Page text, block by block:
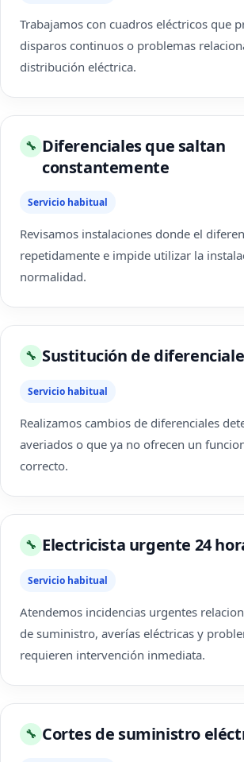
Trabajamos con cuadros eléctricos que
disparos continuos o problemas
distribución eléctrica.
🔧 Diferenciales que saltan
constantemente
Servicio habitual
Revisamos instalaciones donde el
repetidamente e impide utilizar la
normalidad.
🔧 Sustitución de
Servicio habitual
Realizamos cambios de diferenciales
averiados o que ya no ofrecen un
correcto.
🔧 Electricista urgente 24
Servicio habitual
Atendemos incidencias urgentes
de suministro, averías eléctricas y
requieren intervención inmediata.
🔧 Cortes de suministro